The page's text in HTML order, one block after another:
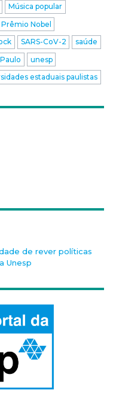
Música popular
Prêmio Nobel
SARS-CoV-2
saúde
unesp
estaduais paulistas
de rever políticas
Unesp